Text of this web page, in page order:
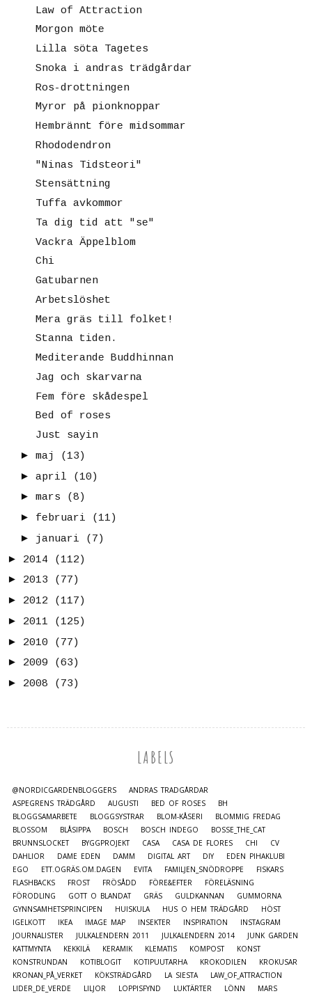
Law of Attraction
Morgon möte
Lilla söta Tagetes
Snoka i andras trädgårdar
Ros-drottningen
Myror på pionknoppar
Hembrännt före midsommar
Rhododendron
"Ninas Tidsteori"
Stensättning
Tuffa avkommor
Ta dig tid att "se"
Vackra Äppelblom
Chi
Gatubarnen
Arbetslöshet
Mera gräs till folket!
Stanna tiden.
Mediterande Buddhinnan
Jag och skarvarna
Fem före skådespel
Bed of roses
Just sayin
► maj
(13)
► april
(10)
► mars
(8)
► februari
(11)
► januari
(7)
► 2014
(112)
► 2013
(77)
► 2012
(117)
► 2011
(125)
► 2010
(77)
► 2009
(63)
► 2008 (73)
LABELS
@NORDICGARDENBLOGGERS
ANDRAS TRÄDGÅRDAR
ASPEGRENS TRÄDGÅRD
AUGUSTI BED OF ROSES
BH
BLOGGSAMARBETE
BLOGGSYSTRAR BLOM-KÅSERI
BLOMMIG FREDAG
BLOSSOM
BLÅSIPPA BOSCH BOSCH INDEGO
BOSSE_THE_CAT
BRUNNSLOCKET
BYGGPROJEKT CASA CASA DE FLORES CHI
CV
DAHLIOR
DAME EDEN DAMM DIGITAL ART DIY
EDEN PIHAKLUBI
EGO
ETT.OGRÄS.OM.DAGEN EVITA FAMILJEN_SNÖDROPPE
FISKARS
FLASHBACKS
FROST FRÖSÅDD FÖRE&EFTER
FÖRELÄSNING
FÖRODLING
GOTT O BLANDAT GRÄS GULDKANNAN
GUMMORNA
GYNNSAMHETSPRINCIPEN
HUISKULA HUS O HEM TRÄDGÅRD
HÖST
IGELKOTT
IKEA IMAGE MAP INSEKTER INSPIRATION
INSTAGRAM
JOURNALISTER
JULKALENDERN 2011 JULKALENDERN 2014
JUNK GARDEN
KATTMYNTA
KEKKILÄ KERAMIK KLEMATIS KOMPOST
KONST
KONSTRUNDAN
KOTIBLOGIT KOTIPUUTARHA KROKODILEN
KROKUSAR
KRONAN_PÅ_VERKET
KÖKSTRÄDGÅRD LA SIESTA
LAW_OF_ATTRACTION
LIDER_DE_VERDE
LILJOR LOPPISFYND LUKTÄRTER LÖNN
MARS